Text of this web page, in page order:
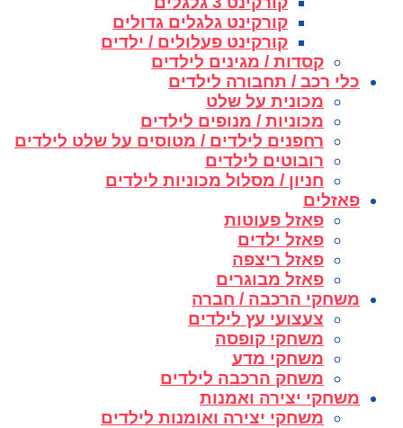
קורקינט גלגלים גדולים
קורקינט פעלולים / ילדים
קסדות / מגינים לילדים
כלי רכב / תחבורה לילדים
מכונית על שלט
מכוניות / מנופים לילדים
רחפנים לילדים / מטוסים על שלט לילדים
רובוטים לילדים
חניון / מסלול מכוניות לילדים
פאזלים
פאזל פעוטות
פאזל ילדים
פאזל ריצפה
פאזל מבוגרים
משחקי הרכבה / חברה
צעצועי עץ לילדים
משחקי קופסה
משחקי מדע
משחק הרכבה לילדים
משחקי יצירה ואמנות
משחקי יצירה ואומנות לילדים